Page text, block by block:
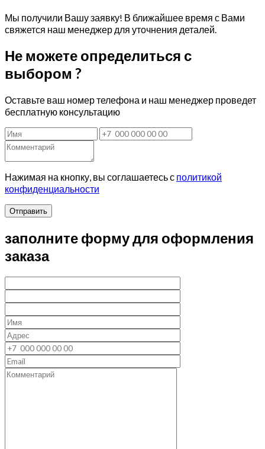
Мы получили Вашу заявку! В ближайшее время с Вами
свяжется наш менеджер для уточнения деталей.
Не можете определиться с
выбором ?
Оставьте ваш номер телефона и наш менеджер проведет
бесплатную консультацию
Нажимая на кнопку, вы соглашаетесь с политикой
конфиденциальности
Отправить
заполните форму для оформления
заказа